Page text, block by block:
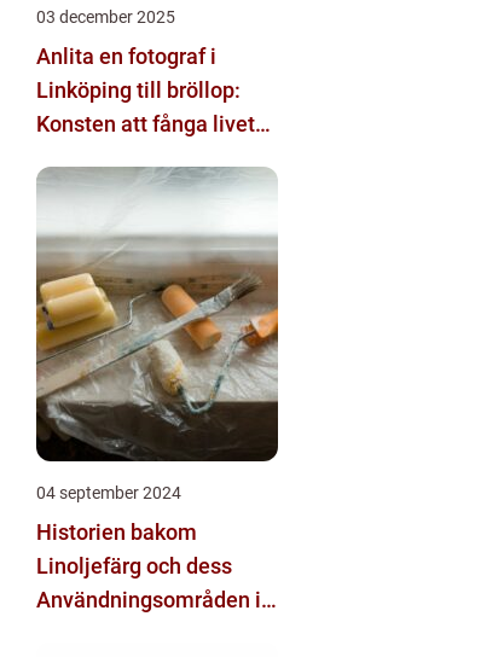
03 december 2025
Anlita en fotograf i
Linköping till bröllop:
Konsten att fånga livets
04 september 2024
Historien bakom
Linoljefärg och dess
Användningsområden i